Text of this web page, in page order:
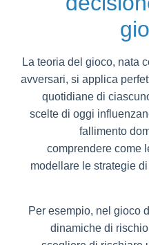
La teoria del gioco, nata
avversari, si applica
quotidiane di
scelte di oggi
fallimento
comprendere come
modellare le strategie
Per esempio, nel gioco
dinamiche di